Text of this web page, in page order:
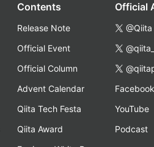
Contents
Release Note
Official Event
Official Column
Advent Calendar
Qiita Tech Festa
Qiita Award
Official
@Qiita
Facebook
YouTube
Podcast